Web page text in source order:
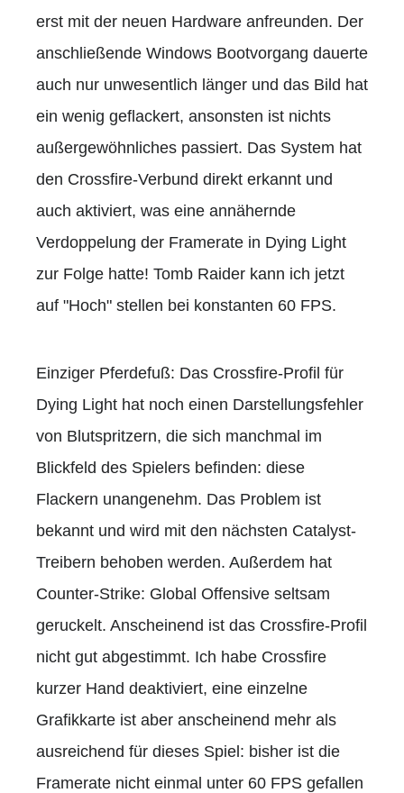
erst mit der neuen Hardware anfreunden. Der
anschließende Windows Bootvorgang dauerte
auch nur unwesentlich länger und das Bild hat
ein wenig geflackert, ansonsten ist nichts
außergewöhnliches passiert. Das System hat
den Crossfire-Verbund direkt erkannt und
auch aktiviert, was eine annähernde
Verdoppelung der Framerate in Dying Light
zur Folge hatte! Tomb Raider kann ich jetzt
auf "Hoch" stellen bei konstanten 60 FPS.
Einziger Pferdefuß: Das Crossfire-Profil für
Dying Light hat noch einen Darstellungsfehler
von Blutspritzern, die sich manchmal im
Blickfeld des Spielers befinden: diese
Flackern unangenehm. Das Problem ist
bekannt und wird mit den nächsten Catalyst-
Treibern behoben werden. Außerdem hat
Counter-Strike: Global Offensive seltsam
geruckelt. Anscheinend ist das Crossfire-Profil
nicht gut abgestimmt. Ich habe Crossfire
kurzer Hand deaktiviert, eine einzelne
Grafikkarte ist aber anscheinend mehr als
ausreichend für dieses Spiel: bisher ist die
Framerate nicht einmal unter 60 FPS gefallen